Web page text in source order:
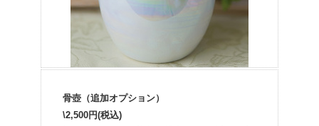
骨壺（追加オプション）
\2,500円(税込)